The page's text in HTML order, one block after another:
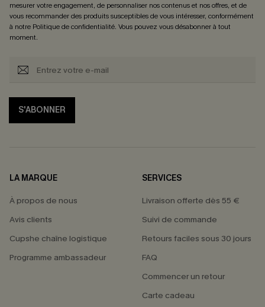
mesurer votre engagement, de personnaliser nos contenus et nos offres, et de
vous recommander des produits susceptibles de vous intéresser, conformément
à notre Politique de confidentialité. Vous pouvez vous désabonner à tout
moment.
S'ABONNER
LA MARQUE
À propos de nous
Avis clients
Cupshe chaîne logistique
Programme ambassadeur
SERVICES
Livraison offerte dès 55 €
Suivi de commande
Retours faciles sous 30 jours
FAQ
Commencer un retour
Carte cadeau